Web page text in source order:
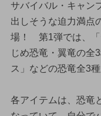
サバイバル・キャン
出しそうな迫力満点
場！ 第1弾では、「
じめ恐竜・翼竜の全
ス」などの恐竜全3種
各アイテムは、恐竜